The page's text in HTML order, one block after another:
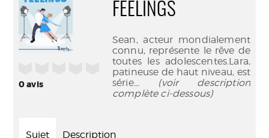
0avis
FEELINGS
Sean, acteur mondialement
connu, représente le rêve de
toutes les adolescentes.Lara,
patineuse de haut niveau, est
série... (voir description
complète ci-dessous)
Sujet Description